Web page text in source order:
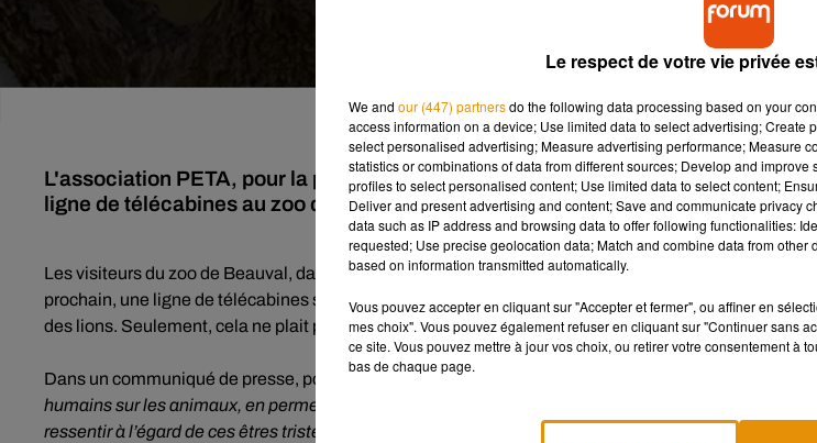
L'association PETA, pour la protection des animaux, a vivement réagit suite à la
ligne de télécabines au zoo de Beauval, dès le samedi 30 mars 2019 ⬦
Les visiteurs du zoo de Beauval, dans leLoir-et-Cher, vont bientôt pourvoir observer les animaux
prochain, une ligne de télécabines sera désormais accessible et survolera les enclos des
des lions. Seulement, cela ne plait pas vraiment à l’association PETA, pour la protection des
Dans un communiqué de presse, pour cette dernière :« Ce téléphérique ne fait que nourrir la
humains sur les animaux, en permettant aux visiteurs de les dominer, diminuant l’empathie que ces
ressentir à l’égard de ces êtres tristes et privés de tout ce qui leur est naturel et important »
Le respect de votre vie privée
We and our (447) partnersdo the following data processing based on your
access information on a device; Use limited data to select advertising; Create
select personalised advertising; Measure advertising performance; Measure
statistics or combinations of data from different sources; Develop and
profiles to select personalised content; Use limited data to select content;
Deliver and present advertising and content; Save and communicate privacy
data such as IP address and browsing data to offer following functionalities:
requested; Use precise geolocation data; Match and combine data from
based on information transmitted automatically.
Vous pouvez accepter en cliquant sur "Accepter et fermer", ou affiner en
mes choix". Vous pouvez également refuser en cliquant sur "Continuer sans
ce site. Vous pouvez mettre à jour vos choix, ou retirer votre consentement à
bas de chaque page.